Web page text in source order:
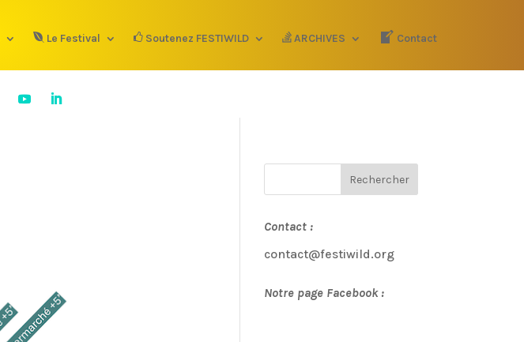
Le Festival Soutenez FESTIWILD ARCHIVES Contact
Contact :
contact@festiwild.org
Notre page Facebook :